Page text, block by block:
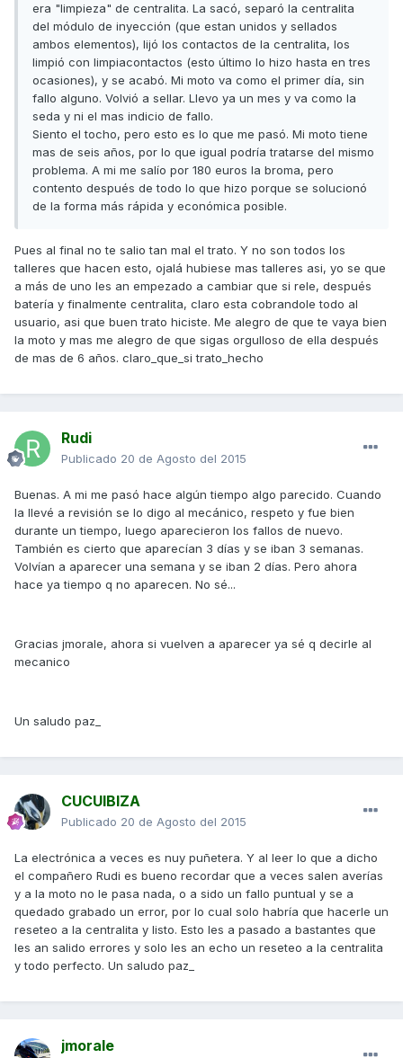
era "limpieza" de centralita. La sacó, separó la centralita
del módulo de inyección (que estan unidos y sellados
ambos elementos), lijó los contactos de la centralita, los
limpió con limpiacontactos (esto último lo hizo hasta en tres
ocasiones), y se acabó. Mi moto va como el primer día, sin
fallo alguno. Volvió a sellar. Llevo ya un mes y va como la
seda y ni el mas indicio de fallo.
Siento el tocho, pero esto es lo que me pasó. Mi moto tiene
mas de seis años, por lo que igual podría tratarse del mismo
problema. A mi me salío por 180 euros la broma, pero
contento después de todo lo que hizo porque se solucionó
de la forma más rápida y económica posible.
Pues al final no te salio tan mal el trato. Y no son todos los
talleres que hacen esto, ojalá hubiese mas talleres asi, yo se que
a más de uno les an empezado a cambiar que si rele, después
batería y finalmente centralita, claro esta cobrandole todo al
usuario, asi que buen trato hiciste. Me alegro de que te vaya bien
la moto y mas me alegro de que sigas orgulloso de ella después
de mas de 6 años. claro_que_si trato_hecho
Rudi
Publicado 20 de Agosto del 2015
Buenas. A mi me pasó hace algún tiempo algo parecido. Cuando
la llevé a revisión se lo digo al mecánico, respeto y fue bien
durante un tiempo, luego aparecieron los fallos de nuevo.
También es cierto que aparecían 3 días y se iban 3 semanas.
Volvían a aparecer una semana y se iban 2 días. Pero ahora
hace ya tiempo q no aparecen. No sé...
Gracias jmorale, ahora si vuelven a aparecer ya sé q decirle al
mecanico
Un saludo paz_
CUCUIBIZA
Publicado 20 de Agosto del 2015
La electrónica a veces es nuy puñetera. Y al leer lo que a dicho
el compañero Rudi es bueno recordar que a veces salen averías
y a la moto no le pasa nada, o a sido un fallo puntual y se a
quedado grabado un error, por lo cual solo habría que hacerle un
reseteo a la centralita y listo. Esto les a pasado a bastantes que
les an salido errores y solo les an echo un reseteo a la centralita
y todo perfecto. Un saludo paz_
jmorale